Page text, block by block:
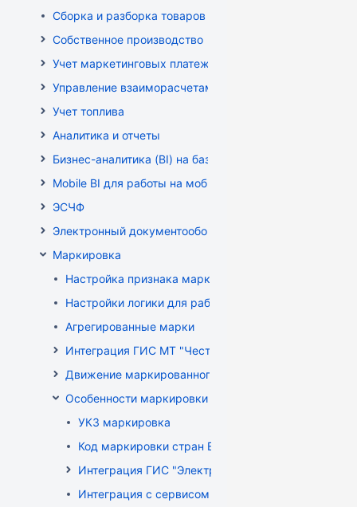
Сборка и разборка товаров
Собственное производство
Учет маркетинговых платежей
Управление взаиморасчетами
Учет топлива
Аналитика и отчеты
Бизнес-аналитика (BI) на базе OLAP DRUID
Mobile BI для работы на мобильных устройствах
ЭСЧФ
Электронный документооборот (РБ)
Маркировка
Настройка признака маркировки для товаров
Настройки логики для работы с маркированным
Агрегированные марки
Интеграция ГИС МТ "Честный знак" (РФ)
Движение маркированного товара
Особенности маркировки РБ
УКЗ маркировка
Код маркировки стран ЕАЭС
Интеграция ГИС "Электронный Знак"
Интеграция с сервисом "Цифровой помощник